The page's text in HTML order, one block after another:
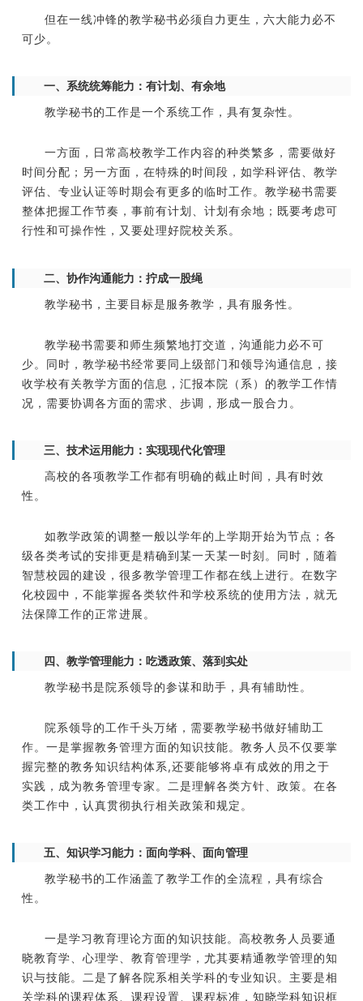
但在一线冲锋的教学秘书必须自力更生，六大能力必不
可少。
一、系统统筹能力：有计划、有余地
教学秘书的工作是一个系统工作，具有复杂性。
一方面，日常高校教学工作内容的种类繁多，需要做好
时间分配；另一方面，在特殊的时间段，如学科评估、教学
评估、专业认证等时期会有更多的临时工作。教学秘书需要
整体把握工作节奏，事前有计划、计划有余地；既要考虑可
行性和可操作性，又要处理好院校关系。
二、协作沟通能力：拧成一股绳
教学秘书，主要目标是服务教学，具有服务性。
教学秘书需要和师生频繁地打交道，沟通能力必不可
少。同时，教学秘书经常要同上级部门和领导沟通信息，接
收学校有关教学方面的信息，汇报本院（系）的教学工作情
况，需要协调各方面的需求、步调，形成一股合力。
三、技术运用能力：实现现代化管理
高校的各项教学工作都有明确的截止时间，具有时效
性。
如教学政策的调整一般以学年的上学期开始为节点；各
级各类考试的安排更是精确到某一天某一时刻。同时，随着
智慧校园的建设，很多教学管理工作都在线上进行。在数字
化校园中，不能掌握各类软件和学校系统的使用方法，就无
法保障工作的正常进展。
四、教学管理能力：吃透政策、落到实处
教学秘书是院系领导的参谋和助手，具有辅助性。
院系领导的工作千头万绪，需要教学秘书做好辅助工
作。一是掌握教务管理方面的知识技能。教务人员不仅要掌
握完整的教务知识结构体系,还要能够将卓有成效的用之于
实践，成为教务管理专家。二是理解各类方针、政策。在各
类工作中，认真贯彻执行相关政策和规定。
五、知识学习能力：面向学科、面向管理
教学秘书的工作涵盖了教学工作的全流程，具有综合
性。
一是学习教育理论方面的知识技能。高校教务人员要通
晓教育学、心理学、教育管理学，尤其要精通教学管理的知
识与技能。二是了解各院系相关学科的专业知识。主要是相
关学科的课程体系、课程设置、课程标准，知晓学科知识框